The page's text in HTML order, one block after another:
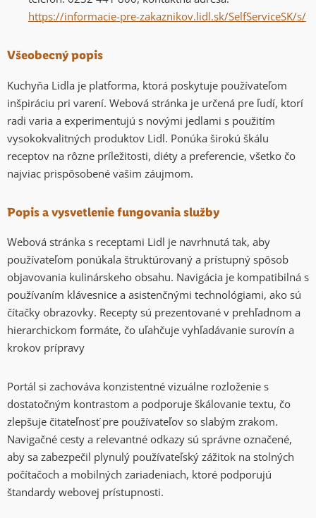
https://informacie-pre-zakaznikov.lidl.sk/SelfServiceSK/s/
Všeobecný popis
Kuchyňa Lidla je platforma, ktorá poskytuje používateľom
inšpiráciu pri varení. Webová stránka je určená pre ľudí, ktorí
radi varia a experimentujú s novými jedlami s použitím
vysokokvalitných produktov Lidl. Ponúka širokú škálu
receptov na rôzne príležitosti, diéty a preferencie, všetko čo
najviac prispôsobené vašim záujmom.
Popis a vysvetlenie fungovania služby
Webová stránka s receptami Lidl je navrhnutá tak, aby
používateľom ponúkala štruktúrovaný a prístupný spôsob
objavovania kulinárskeho obsahu. Navigácia je kompatibilná s
používaním klávesnice a asistenčnými technológiami, ako sú
čítačky obrazovky. Recepty sú prezentované v prehľadnom a
hierarchickom formáte, čo uľahčuje vyhľadávanie surovín a
krokov prípravy
Portál si zachováva konzistentné vizuálne rozloženie s
dostatočným kontrastom a podporuje škálovanie textu, čo
zlepšuje čitateľnosť pre používateľov so slabým zrakom.
Navigačné cesty a relevantné odkazy sú správne označené,
aby sa zabezpečil plynulý používateľský zážitok na stolných
počítačoch a mobilných zariadeniach, ktoré podporujú
štandardy webovej prístupnosti.